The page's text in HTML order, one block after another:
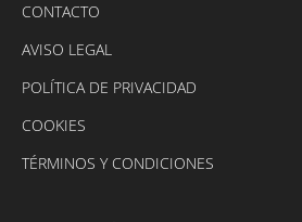
CONTACTO
AVISO LEGAL
POLÍTICA DE PRIVACIDAD
COOKIES
TÉRMINOS Y CONDICIONES